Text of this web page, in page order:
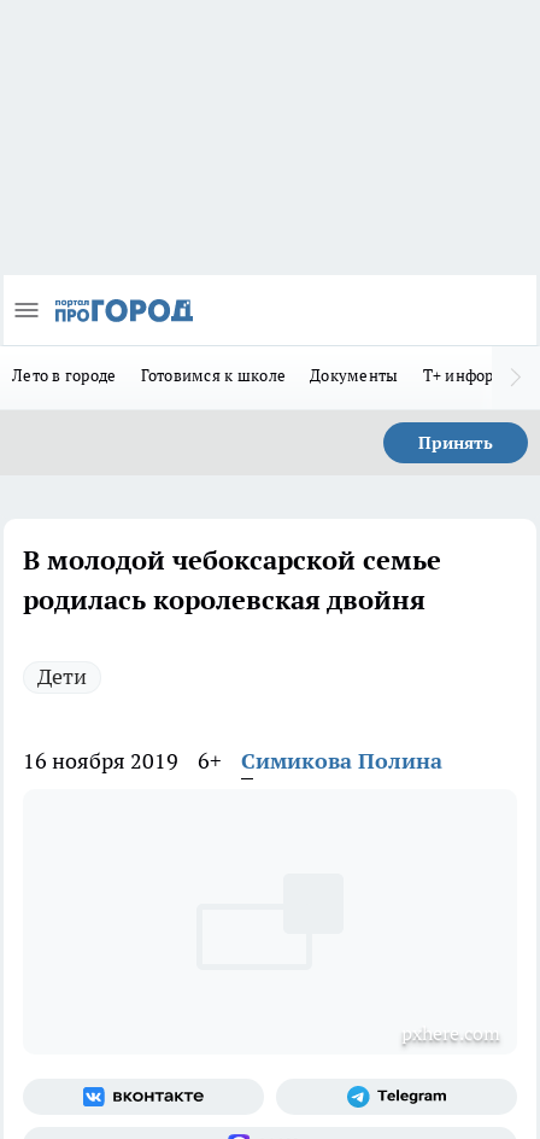
Лето в городе Готовимся к школе Документы Т+
Принять
В молодой чебоксарской семье
родилась королевская двойня
Дети
16 ноября 2019 6+ Симикова Полина
pxhere.com